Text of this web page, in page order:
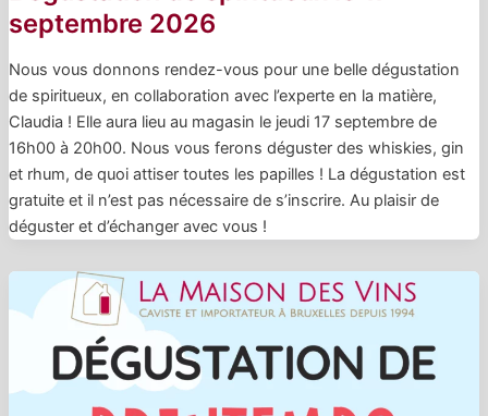
septembre 2026
Nous vous donnons rendez-vous pour une belle dégustation
de spiritueux, en collaboration avec l’experte en la matière,
Claudia ! Elle aura lieu au magasin le jeudi 17 septembre de
16h00 à 20h00. Nous vous ferons déguster des whiskies, gin
et rhum, de quoi attiser toutes les papilles ! La dégustation est
gratuite et il n’est pas nécessaire de s’inscrire. Au plaisir de
déguster et d’échanger avec vous !